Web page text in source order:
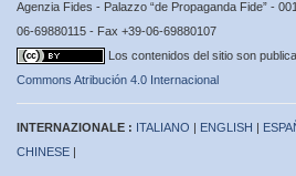
Agenzia Fides - Palazzo “de Propaganda Fide” -
06-69880115 - Fax +39-06-69880107
Los contenidos del sitio son
Commons Atribución 4.0 Internacional
INTERNAZIONALE : ITALIANO | ENGLISH |
CHINESE |